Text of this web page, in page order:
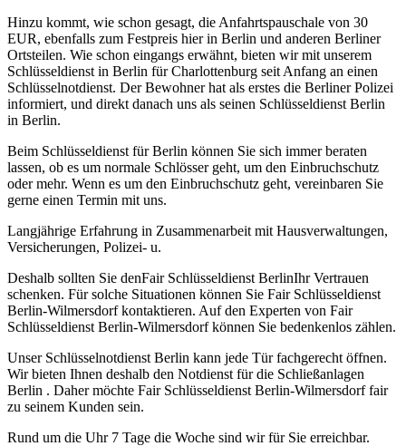
Hinzu kommt, wie schon gesagt, die Anfahrtspauschale von 30
EUR, ebenfalls zum Festpreis hier in Berlin und anderen Berliner
Ortsteilen. Wie schon eingangs erwähnt, bieten wir mit unserem
Schlüsseldienst in Berlin für Charlottenburg seit Anfang an einen
Schlüsselnotdienst. Der Bewohner hat als erstes die Berliner Polizei
informiert, und direkt danach uns als seinen Schlüsseldienst Berlin
in Berlin.
Beim Schlüsseldienst für Berlin können Sie sich immer beraten
lassen, ob es um normale Schlösser geht, um den Einbruchschutz
oder mehr. Wenn es um den Einbruchschutz geht, vereinbaren Sie
gerne einen Termin mit uns.
Langjährige Erfahrung in Zusammenarbeit mit Hausverwaltungen,
Versicherungen, Polizei- u.
Deshalb sollten Sie denFair Schlüsseldienst BerlinIhr Vertrauen
schenken. Für solche Situationen können Sie Fair Schlüsseldienst
Berlin-Wilmersdorf kontaktieren. Auf den Experten von Fair
Schlüsseldienst Berlin-Wilmersdorf können Sie bedenkenlos zählen.
Unser Schlüsselnotdienst Berlin kann jede Tür fachgerecht öffnen.
Wir bieten Ihnen deshalb den Notdienst für die Schließanlagen
Berlin . Daher möchte Fair Schlüsseldienst Berlin-Wilmersdorf fair
zu seinem Kunden sein.
Rund um die Uhr 7 Tage die Woche sind wir für Sie erreichbar.